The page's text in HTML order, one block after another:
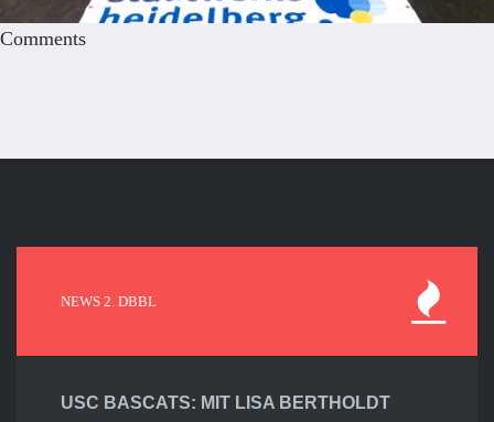
Comments
NEWS 2. DBBL
USC BASCATS: MIT LISA BERTHOLDT